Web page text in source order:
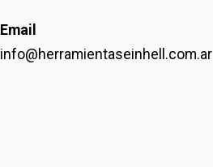
Email
info@herramientaseinhell.com.ar